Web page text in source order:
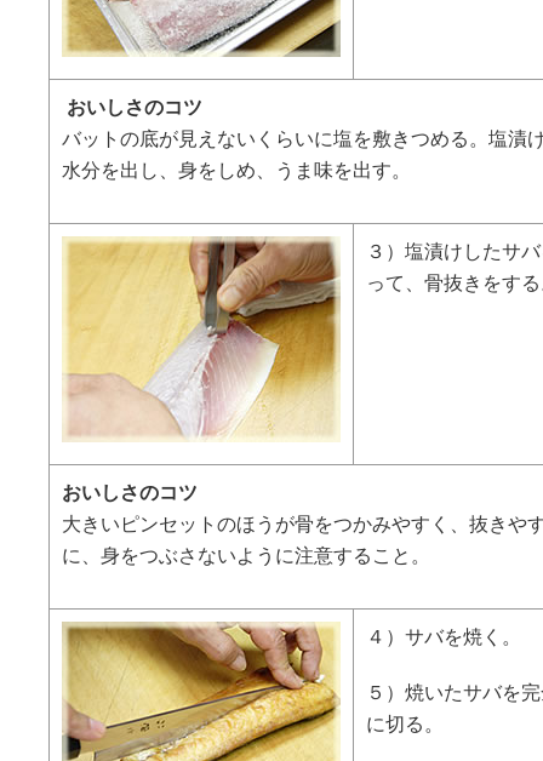
おいしさのコツ
バットの底が見えないくらいに塩を敷きつめる。塩漬
水分を出し、身をしめ、うま味を出す。
３）塩漬けしたサ
って、骨抜きをす
おいしさのコツ
大きいピンセットのほうが骨をつかみやすく、抜きや
に、身をつぶさないように注意すること。
４）サバを焼く。
５）焼いたサバを
に切る。